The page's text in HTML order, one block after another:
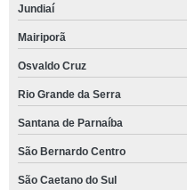
Jundiaí
Mairiporã
Osvaldo Cruz
Rio Grande da Serra
Santana de Parnaíba
São Bernardo Centro
São Caetano do Sul